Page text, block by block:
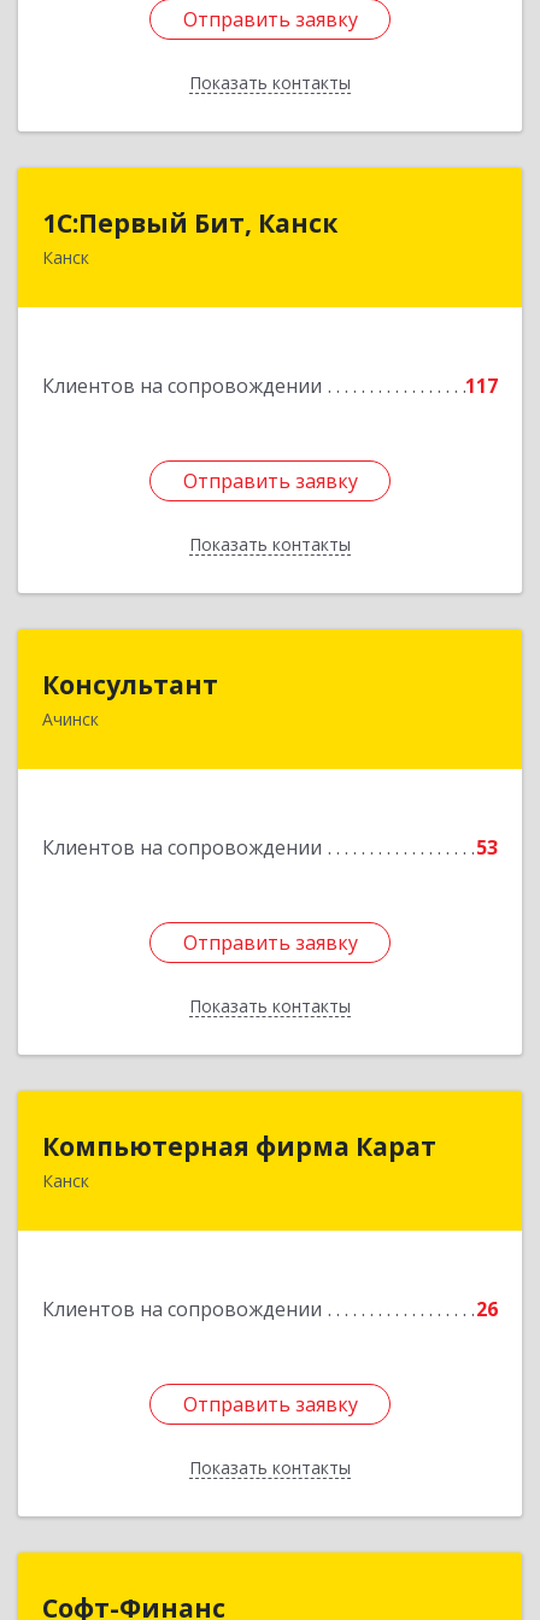
Отправить заявку
Показать контакты
Отправить заявку
Назад
1С:Первый Бит, Канск
Канск
Клиентов на сопровождении 117
Отправить заявку
Показать контакты
Отправить заявку
Назад
Консультант
Ачинск
Клиентов на сопровождении 53
Отправить заявку
Показать контакты
662159, Красноярский край, Ачинск г, Юго-
Отправить заявку
Назад
Компьютерная фирма Карат
Канск
Клиентов на сопровождении 26
Отправить заявку
Показать контакты
Компьютерная фирма Карат
Отправить заявку
Назад
Софт-Финанс